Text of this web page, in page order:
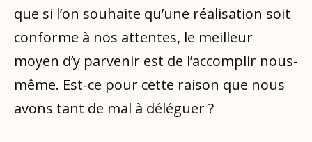
que si l’on souhaite qu’une réalisation soit
conforme à nos attentes, le meilleur
moyen d’y parvenir est de l’accomplir nous-
même. Est-ce pour cette raison que nous
avons tant de mal à déléguer ?